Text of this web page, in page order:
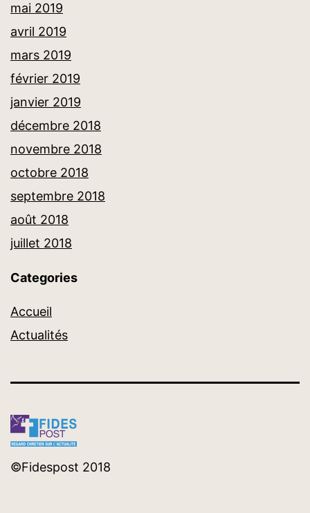
mai 2019
avril 2019
mars 2019
février 2019
janvier 2019
décembre 2018
novembre 2018
octobre 2018
septembre 2018
août 2018
juillet 2018
Categories
Accueil
Actualités
©Fidespost 2018